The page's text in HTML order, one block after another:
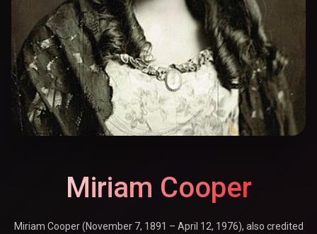
Miriam Cooper
Miriam Cooper (November 7, 1891 – April 12, 1976), also credited